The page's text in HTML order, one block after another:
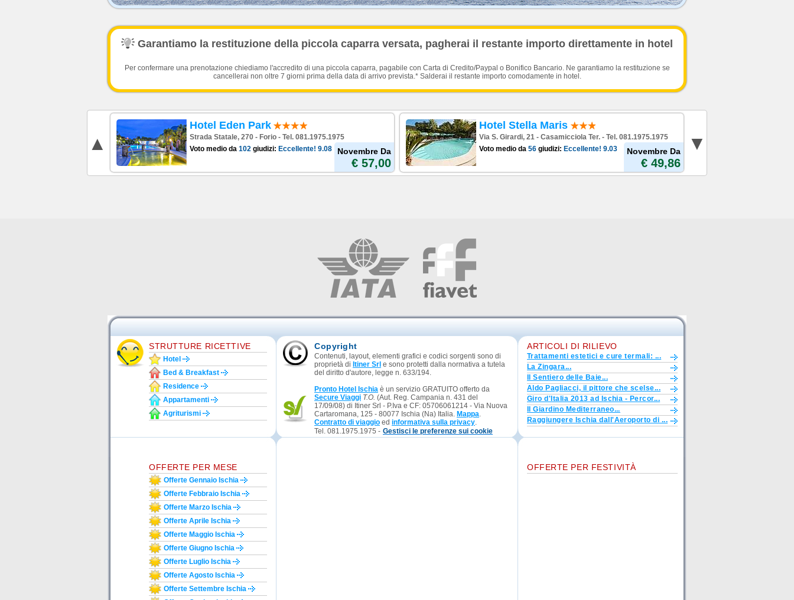
Garantiamo la restituzione della piccola caparra versata, pagherai il restante importo direttamente in hotel
Per confermare una prenotazione chiediamo l'accredito di una piccola caparra, pagabile con Carta di Credito/Paypal o Bonifico Bancario. Ne garantiamo la restituzione se
cancellerai non oltre 7 giorni prima della data di arrivo prevista.* Salderai il restante importo comodamente in hotel.
Hotel Eden Park
Strada Statale, 270 - Forio - Tel. 081.1975.1975
Voto medio da 102 giudizi: Eccellente! 9.08 Novembre Da
€ 57,00
Hotel Stella Maris
Via S. Girardi, 21 - Casamicciola Ter. - Tel. 081.1975.1975
Voto medio da 56 giudizi: Eccellente! 9.03 Novembre Da
€ 49,86
STRUTTURE RICETTIVE
Hotel
Bed & Breakfast
Residence
Appartamenti
Agriturismi
Copyright
Contenuti, layout, elementi grafici e codici sorgenti sono di
proprietà di Itiner Srl e sono protetti dalla normativa a tutela
del diritto d'autore, legge n. 633/194.
Pronto Hotel Ischia è un servizio GRATUITO offerto da
Secure Viaggi T.O. (Aut. Reg. Campania n. 431 del
17/09/08) di Itiner Srl - P.Iva e CF: 05706061214 - Via Nuova
Cartaromana, 125 - 80077 Ischia (Na) Italia. Mappa.
Contratto di viaggio ed informativa sulla privacy.
Tel. 081.1975.1975 - Gestisci le preferenze sui cookie
ARTICOLI DI RILIEVO
Trattamenti estetici e cure termali: ...
La Zingara...
Il Sentiero delle Baie...
Aldo Pagliacci, il pittore che scelse...
Giro d'Italia 2013 ad Ischia - Percor...
Il Giardino Mediterraneo...
Raggiungere Ischia dall'Aeroporto di ...
OFFERTE PER MESE
Offerte Gennaio Ischia
Offerte Febbraio Ischia
Offerte Marzo Ischia
Offerte Aprile Ischia
Offerte Maggio Ischia
Offerte Giugno Ischia
Offerte Luglio Ischia
Offerte Agosto Ischia
Offerte Settembre Ischia
OFFERTE PER FESTIVITÀ